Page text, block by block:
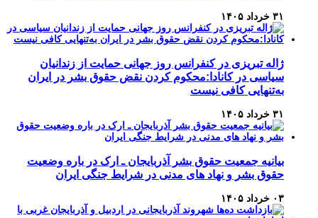
۳۱ خرداد ۱۴۰۵
ژاله تبریزی در کنفرانس روز جهانی حمایت از زندانیان
سیاسی در کانادا:محکوم کردن نقض حقوق بشر در ایران
به‌تنهایی کافی نیست
۳۱ خرداد ۱۴۰۵
بیانیه جمعیت حقوق بشر آذربایجان ـ ارک در باره وضعیت
حقوق بشر و نهاد های مدنی در شرایط جنگی ایران
۰۳ خرداد ۱۴۰۵